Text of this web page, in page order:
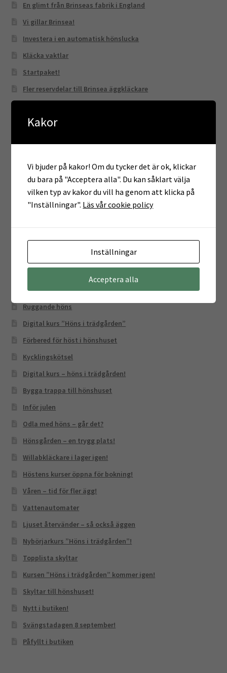
En glimt från Brinseas fabrik i England
Vi gillar Brinsea!
Investera i en automatisk hönslucka
Kläcka vaktlar
Startpaket!
Fler reservdelar till Brinsea äggkläckare
Distanskurs – höns i trädgården
Äggförkläden – nytt i butiken!
Nytt till hönsägaren!
50 kr per såld skylt till Ukraina – uppdaterat!
Gå en hönskurs med oss!
Julklappar till hönsägare
Ruggande höns
Digital kurs ”Höns i trädgården”
Förbered för höst i hönshuset
Kycklingskötsel
Digital kurs – höns i trädgården!
Bygga trappa till hönshuset
Inför julen
Odla med höns – går det?
Hönsgården – en trygg plats!
Willabkläckare i lager igen!
Höstens kurser öppna för bokning!
Våren – tid för fler ägg!
Vattenautomater
Ljuset återvänder – så också äggen
Nybörjarkurs ”Höns i trädgården”!
Topplista skyltar
Kursen ”Höns i trädgården” kommer igen!
Skyltar till hönshuset!
Nytt i butiken!
Svängstadagen 8 september!
Påfyllt i butiken
Kakor
Vi bjuder på kakor! Om du tycker det är ok, klickar
du bara på "Acceptera alla". Du kan såklart välja
vilken typ av kakor du vill ha genom att klicka på
"Inställningar". Läs vår cookie policy
Inställningar
Acceptera alla